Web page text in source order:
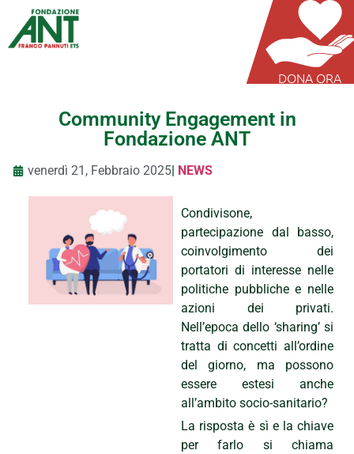
DONA ORA
Community Engagement in
Fondazione ANT
venerdì 21, Febbraio 2025| NEWS
Condivisone,
partecipazione dal basso,
coinvolgimento dei
portatori di interesse nelle
politiche pubbliche e nelle
azioni dei privati.
Nell’epoca dello ‘sharing’ si
tratta di concetti all’ordine
del giorno, ma possono
essere estesi anche
all’ambito socio-sanitario?
La risposta è sì e la chiave
per farlo si chiama